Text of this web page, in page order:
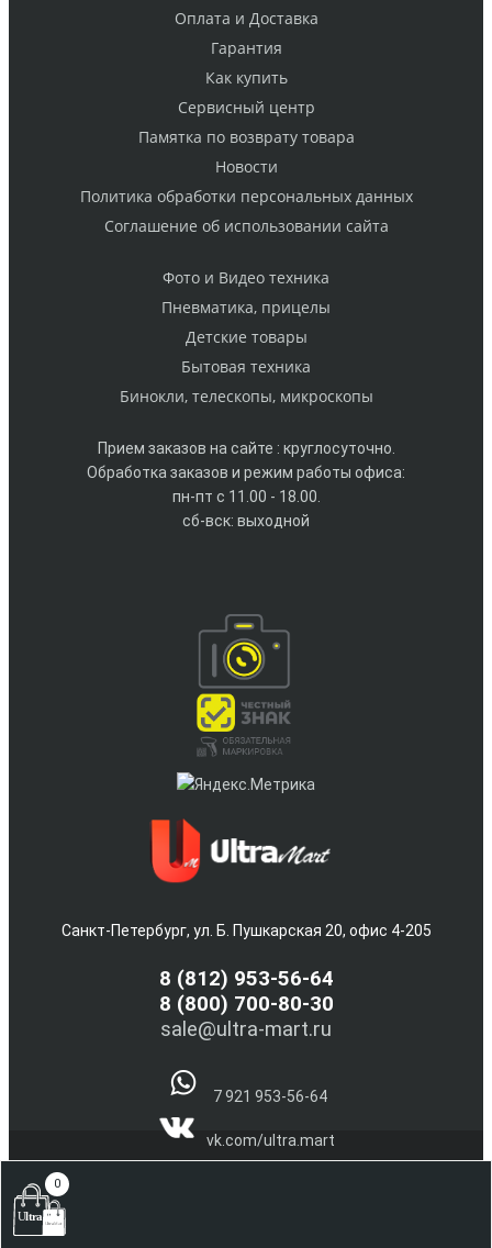
Оплата и Доставка
Гарантия
Как купить
Cервисный центр
Памятка по возврату товара
Новости
Политика обработки персональных данных
Cоглашение об использовании сайта
Фото и Видео техника
Пневматика, прицелы
Детские товары
Бытовая техника
Бинокли, телескопы, микроскопы
Прием заказов на сайте : круглосуточно.
Обработка заказов и режим работы офиса:
пн-пт с 11.00 - 18.00.
сб-вск: выходной
Санкт-Петербург, ул. Б. Пушкарская 20, офис 4-205
8 (812) 953-56-64
8 (800) 700-80-30
sale@ultra-mart.ru
7 921 953-56-64
vk.com/ultra.mart
(С) 2005-2026 Интернет магазин электроники и бытовой
0